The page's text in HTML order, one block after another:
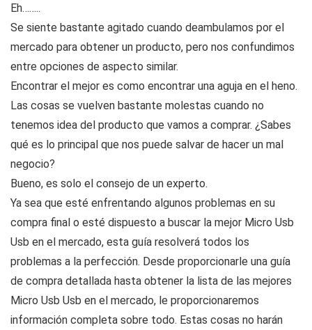
Eh……..
Se siente bastante agitado cuando deambulamos por el
mercado para obtener un producto, pero nos confundimos
entre opciones de aspecto similar.
Encontrar el mejor es como encontrar una aguja en el heno.
Las cosas se vuelven bastante molestas cuando no
tenemos idea del producto que vamos a comprar. ¿Sabes
qué es lo principal que nos puede salvar de hacer un mal
negocio?
Bueno, es solo el consejo de un experto.
Ya sea que esté enfrentando algunos problemas en su
compra final o esté dispuesto a buscar la mejor Micro Usb
Usb en el mercado, esta guía resolverá todos los
problemas a la perfección. Desde proporcionarle una guía
de compra detallada hasta obtener la lista de las mejores
Micro Usb Usb en el mercado, le proporcionaremos
información completa sobre todo. Estas cosas no harán